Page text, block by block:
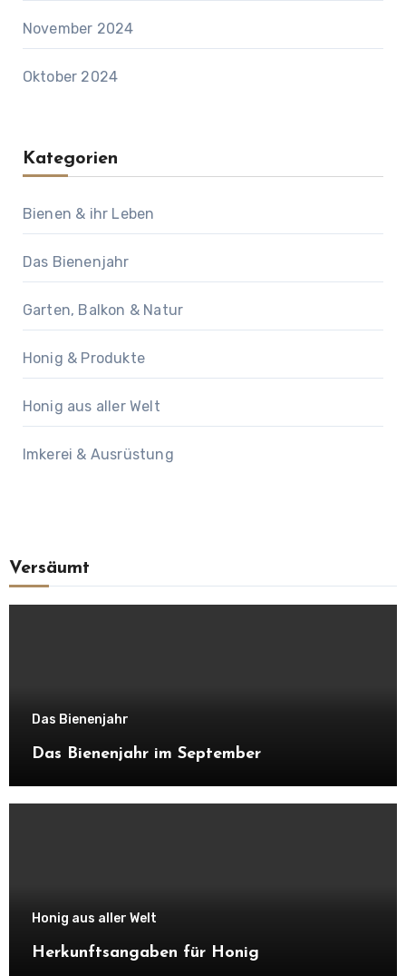
November 2024
Oktober 2024
Kategorien
Bienen & ihr Leben
Das Bienenjahr
Garten, Balkon & Natur
Honig & Produkte
Honig aus aller Welt
Imkerei & Ausrüstung
Versäumt
Das Bienenjahr
Das Bienenjahr im September
Honig aus aller Welt
Herkunftsangaben für Honig